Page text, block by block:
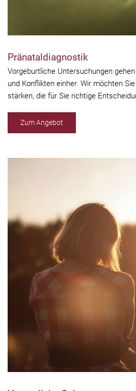
Pränataldiagnostik
Vorgeburtliche Untersuchungen
und Konflikten einher. Wir möchten
stärken, die für Sie richtige
Zum Angebot